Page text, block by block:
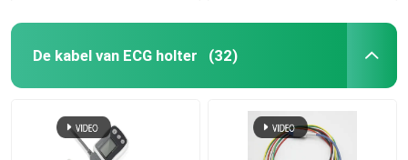
De kabel van ECG holter (32)